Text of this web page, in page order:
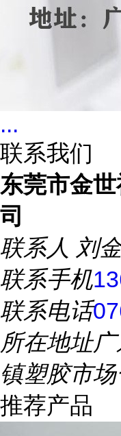
...
联系我们
东莞市金
司
联系人 刘
联系手机
联系电话
所在地址
镇塑胶市
推荐产品